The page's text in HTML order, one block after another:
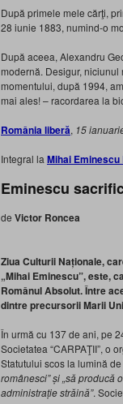
După primele mele cărţi,
28 iunie 1883, numind-o
După aceea, Alexandru
modernă. Desigur,
momentului, după 1994,
mai ales! – racordarea la
România liberă, 15
Integral la Mihai Eminescu
Eminescu
de Victor Roncea
Ziua Culturii Naționale,
„Mihai Eminescu”,este,
Românul Absolut.Între
dintre precursorii Marii
În urmă cu 137de ani, pe
Societatea “CARPAŢII”, o
Statutului scos la lumină
românesci”și„să producă
administraţie străină”.